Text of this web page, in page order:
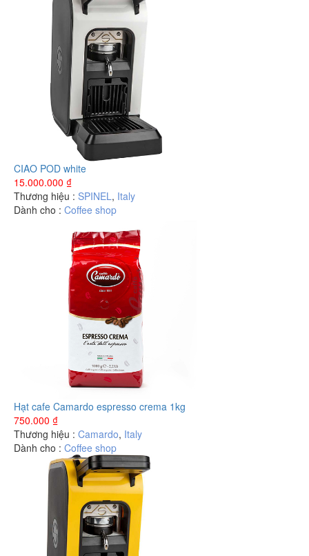
CIAO POD white
15.000.000 ₫
Thương hiệu : SPINEL , Italy
Dành cho : Coffee shop
Hạt cafe Camardo espresso crema 1kg
750.000 ₫
Thương hiệu : Camardo, Italy
Dành cho : Coffee shop